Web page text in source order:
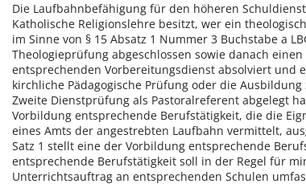
Die Laufbahnbefähigung für den höheren
Katholische Religionslehre besitzt, wer ein
im Sinne von § 15 Absatz 1 Nummer 3 Buchstabe a
Theologieprüfung abgeschlossen sowie danach
entsprechenden Vorbereitungsdienst absolviert und
kirchliche Pädagogische Prüfung oder die
Zweite Dienstprüfung als Pastoralreferent abgelegt
Vorbildung entsprechende Berufstätigkeit, die die
eines Amts der angestrebten Laufbahn vermittelt,
Satz 1 stellt eine der Vorbildung entsprechende
entsprechende Berufstätigkeit soll in der Regel für
Unterrichtsauftrag an entsprechenden Schulen